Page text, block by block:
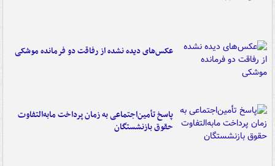
عکس‌های دیده نشده از رفاقت دو فرمانده‌ موشکی
پاسخ تأمین‌اجتماعی به زمان پرداخت مابه‌التفاوت
حقوق بازنشستگان